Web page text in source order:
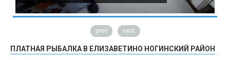
prev next
ПЛАТНАЯ РЫБАЛКА В ЕЛИЗАВЕТИНО НОГИНСКИЙ РАЙОН